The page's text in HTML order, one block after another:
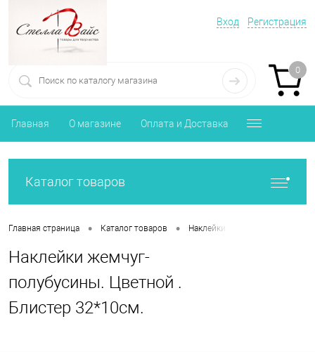
Вход Регистрация
0
Главная О магазине Оплата и Доставка
Каталог товаров
Главная страница • Каталог товаров • Наклейки
Наклейки жемчуг-
полубусины. Цветной .
Блистер 32*10см.